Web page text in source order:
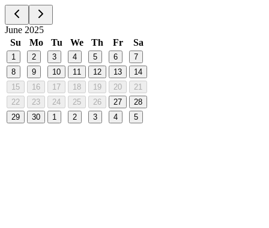
June 2025
Su
Mo Tu We Th Fr Sa
1 2 3 4 5 6
7
8
9 10 11 12 13
14
15
16 17 18 19 20
21
22
23 24 25 26 27
28
29
30 1 2 3 4 5